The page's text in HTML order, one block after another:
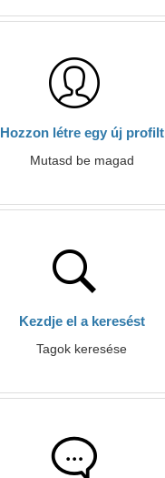
Hozzon létre egy új profilt
Mutasd be magad
Kezdje el a keresést
Tagok keresése